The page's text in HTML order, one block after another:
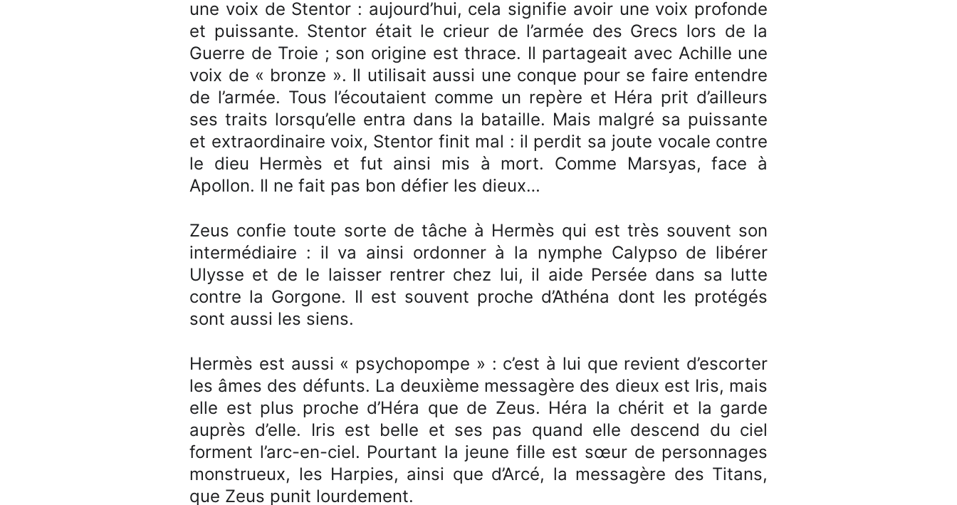
une voix de Stentor : aujourd’hui, cela signifie avoir une voix profonde
et puissante. Stentor était le crieur de l’armée des Grecs lors de la
Guerre de Troie ; son origine est thrace. Il partageait avec Achille une
voix de « bronze ». Il utilisait aussi une conque pour se faire entendre
de l’armée. Tous l’écoutaient comme un repère et Héra prit d’ailleurs
ses traits lorsqu’elle entra dans la bataille. Mais malgré sa puissante
et extraordinaire voix, Stentor finit mal : il perdit sa joute vocale contre
le dieu Hermès et fut ainsi mis à mort. Comme Marsyas, face à
Apollon. Il ne fait pas bon défier les dieux…
Zeus confie toute sorte de tâche à Hermès qui est très souvent son
intermédiaire : il va ainsi ordonner à la nymphe Calypso de libérer
Ulysse et de le laisser rentrer chez lui, il aide Persée dans sa lutte
contre la Gorgone. Il est souvent proche d’Athéna dont les protégés
sont aussi les siens.
Hermès est aussi « psychopompe » : c’est à lui que revient d’escorter
les âmes des défunts. La deuxième messagère des dieux est Iris, mais
elle est plus proche d’Héra que de Zeus. Héra la chérit et la garde
auprès d’elle. Iris est belle et ses pas quand elle descend du ciel
forment l’arc-en-ciel. Pourtant la jeune fille est sœur de personnages
monstrueux, les Harpies, ainsi que d’Arcé, la messagère des Titans,
que Zeus punit lourdement.